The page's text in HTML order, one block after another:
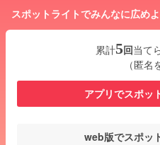
スポットライトでみんなに広めよ
累計5回当て
（匿名
アプリでスポッ
web版でスポッ